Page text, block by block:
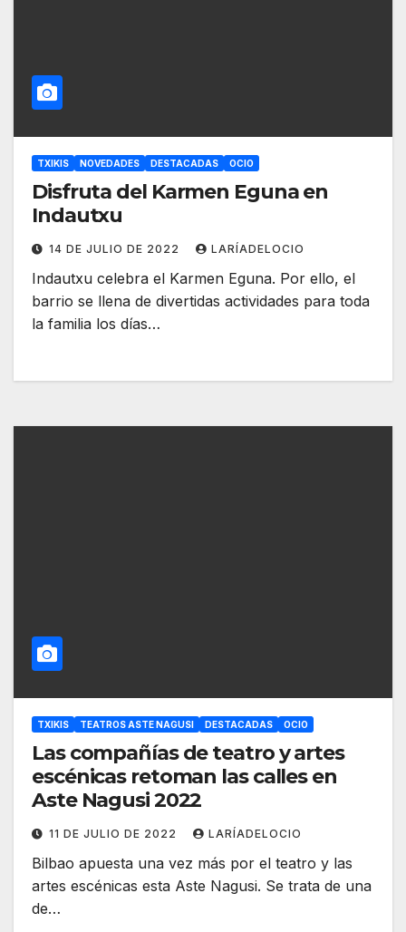
TXIKIS NOVEDADES DESTACADAS OCIO
Disfruta del Karmen Eguna en
Indautxu
14 DE JULIO DE 2022 LARÍADELOCIO
Indautxu celebra el Karmen Eguna. Por ello, el
barrio se llena de divertidas actividades para toda
la familia los días…
TXIKIS TEATROS ASTE NAGUSI DESTACADAS OCIO
Las compañías de teatro y artes
escénicas retoman las calles en
Aste Nagusi 2022
11 DE JULIO DE 2022 LARÍADELOCIO
Bilbao apuesta una vez más por el teatro y las
artes escénicas esta Aste Nagusi. Se trata de una
de…